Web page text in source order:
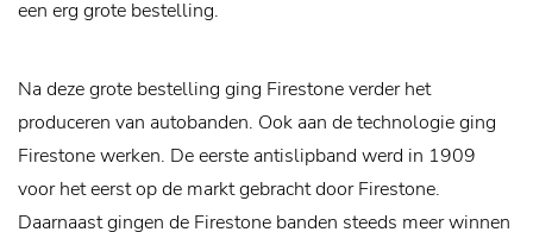
een erg grote bestelling.
Na deze grote bestelling ging Firestone verder het
produceren van autobanden. Ook aan de technologie ging
Firestone werken. De eerste antislipband werd in 1909
voor het eerst op de markt gebracht door Firestone.
Daarnaast gingen de Firestone banden steeds meer winnen